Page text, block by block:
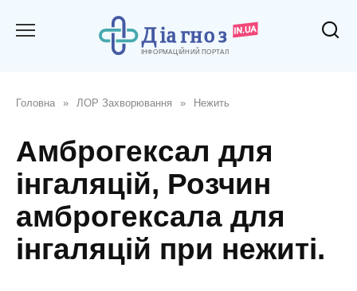
Головна » ЛОР Захворювання » Нежить
Амброгексал для
інгаляцій, Розчин
амброгексала для
інгаляцій при нежиті.